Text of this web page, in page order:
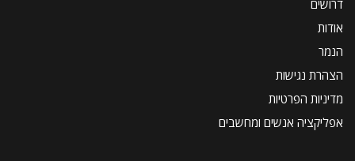
דרושים
אודות
הנמר
הצהרת נגישות
מדיניות הפרטיות
אפליקציה אנשים ומחשבים